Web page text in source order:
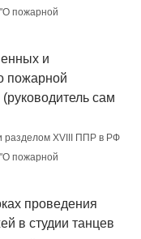
пожарной
и
пожарной
сам
разделом XVIII ППР в РФ
пожарной
проведения
в студии танцев